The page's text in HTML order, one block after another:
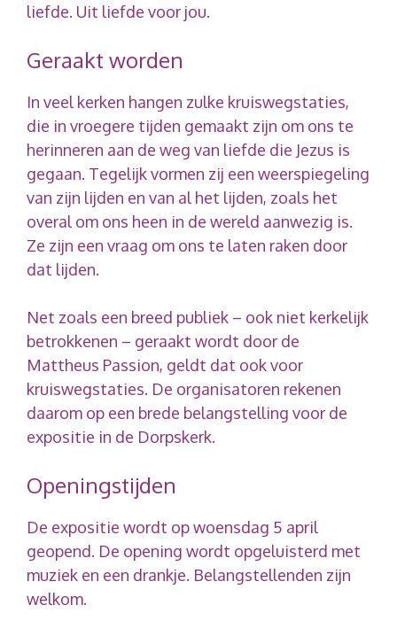
liefde. Uit liefde voor jou.
Geraakt worden
In veel kerken hangen zulke kruiswegstaties,
die in vroegere tijden gemaakt zijn om ons te
herinneren aan de weg van liefde die Jezus is
gegaan. Tegelijk vormen zij een weerspiegeling
van zijn lijden en van al het lijden, zoals het
overal om ons heen in de wereld aanwezig is.
Ze zijn een vraag om ons te laten raken door
dat lijden.
Net zoals een breed publiek – ook niet kerkelijk
betrokkenen – geraakt wordt door de
Mattheus Passion, geldt dat ook voor
kruiswegstaties. De organisatoren rekenen
daarom op een brede belangstelling voor de
expositie in de Dorpskerk.
Openingstijden
De expositie wordt op woensdag 5 april
geopend. De opening wordt opgeluisterd met
muziek en een drankje. Belangstellenden zijn
welkom.